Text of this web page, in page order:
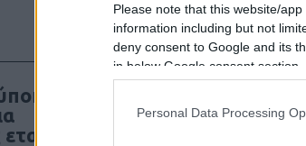
Please note that this website/
information including but not
deny consent to Google and its
in below Google consent section.
Personal Data Processing
ο